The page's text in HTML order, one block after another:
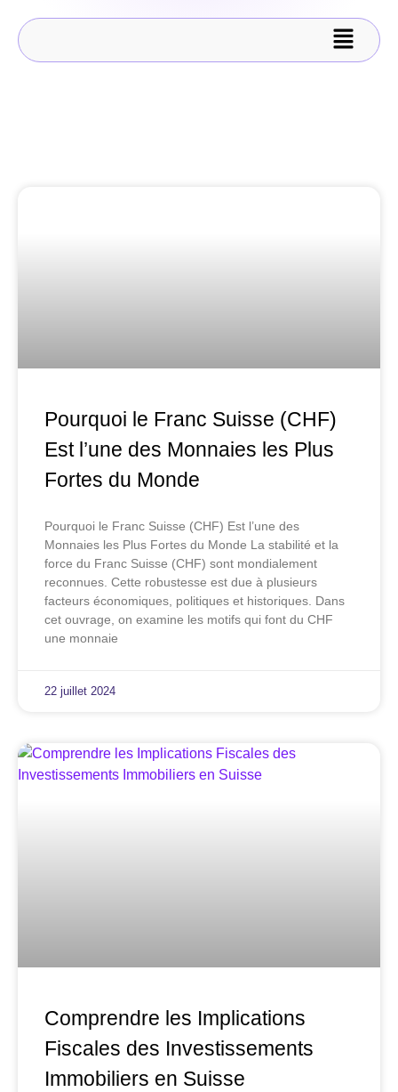
Pourquoi le Franc Suisse (CHF)
Est l’une des Monnaies les Plus
Fortes du Monde
Pourquoi le Franc Suisse (CHF) Est l’une des
Monnaies les Plus Fortes du Monde La stabilité et la
force du Franc Suisse (CHF) sont mondialement
reconnues. Cette robustesse est due à plusieurs
facteurs économiques, politiques et historiques. Dans
cet ouvrage, on examine les motifs qui font du CHF
une monnaie
22 juillet 2024
Comprendre les Implications
Fiscales des Investissements
Immobiliers en Suisse